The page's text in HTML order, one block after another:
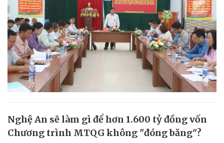
Nghệ An sẽ làm gì để hơn 1.600 tỷ đồng vốn
Chương trình MTQG không "đóng băng"?